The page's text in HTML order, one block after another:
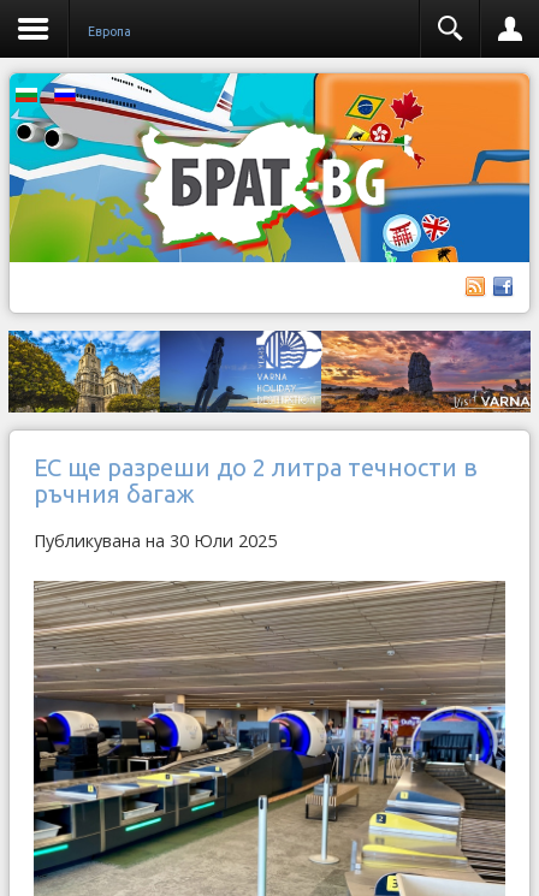
Европа
ЕС ще разреши до 2 литра течности в
ръчния багаж
Публикувана на 30 Юли 2025